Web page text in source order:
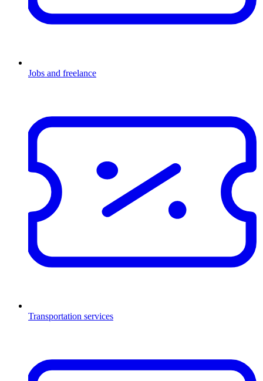
Jobs and freelance
Transportation services